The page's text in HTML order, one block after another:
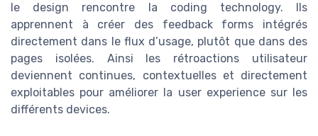
le design rencontre la coding technology. Ils
apprennent à créer des feedback forms intégrés
directement dans le flux d’usage, plutôt que dans des
pages isolées. Ainsi les rétroactions utilisateur
deviennent continues, contextuelles et directement
exploitables pour améliorer la user experience sur les
différents devices.